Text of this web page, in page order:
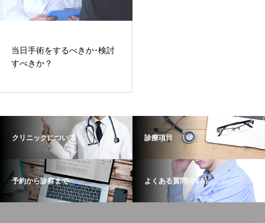
当日手術をするべきか･検討
すべきか？
クリニックについて 診療項目
予約から診察まで よくある質問(Q&A)